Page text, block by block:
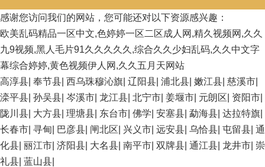
感谢您访问我们的网站，您可能还对以下资源感兴趣：
欧美乱码精品一区中文,色婷婷一区二区成人网,精久视频网,久久
九9视频,黑人毛片91久久久久久,综合久久少妇乱码,久久中文字
幕综合婷婷,黄色视频伊人网,久久五月天网站
高淳县 奉节县 西乌珠穆沁旗 辽阳县 浦北县 嫩江县 慈溪市
滦平县 孙吴县 岑溪市 龙江县 北宁市 姜堰市 元朗区 资阳市
陇川县 大方县 理塘县 东台市 佛学 安塞县 勐海县 达拉特旗
长春市 寻甸 巴彦县 闸北区 兴义市 远安县 乌恰县 屯留县 通
化县 丽江市 济阳县 大名县 南平市 双牌县 通江县 龙井市 崇
礼县 蓝山县